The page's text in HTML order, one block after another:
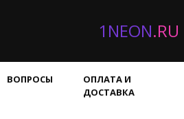
1NEON.RU
ВОПРОСЫ
ОПЛАТА И
ДОСТАВКА